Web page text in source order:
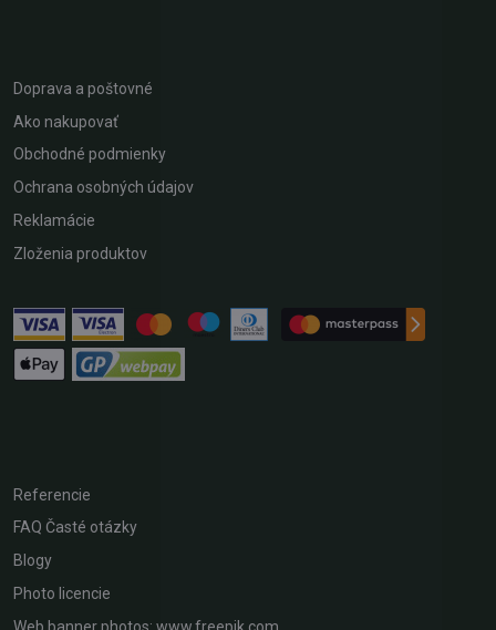
Doprava a poštovné
Ako nakupovať
Obchodné podmienky
Ochrana osobných údajov
Reklamácie
Zloženia produktov
Referencie
FAQ Časté otázky
Blogy
Photo licencie
Web banner photos: www.freepik.com